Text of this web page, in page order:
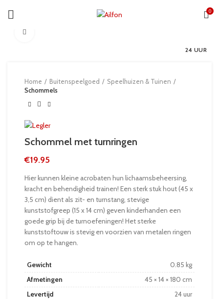
0
24 UUR
Home Buitenspeelgoed
Speelhuizen & Tuinen
Schommels
Schommel met turnringen
€19.95
Hier kunnen kleine acrobaten hun lichaamsbeheersing,
kracht en behendigheid trainen! Een sterk stuk hout (45 x
3,5 cm) dient als zit- en turnstang, stevige
kunststofgreep (15 x 14 cm) geven kinderhanden een
goede grip bij de turnoefeningen! Het sterke
kunststoftouw is stevig en voorzien van metalen ringen
om op te hangen.
Gewicht
0.85 kg
Afmetingen
45 × 14 × 180 cm
Levertijd
24 uur